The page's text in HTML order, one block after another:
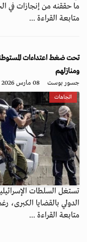
ما حققنه من إنجازات في
متابعة القراءة ...
تحت ضغط اعتداءات
ومنازلهم
جسور بوست 08 مارس 2026 - 14:21
اتجاهات
تستغل السلطات
الدولي بالقضايا الكبرى،
متابعة القراءة ...